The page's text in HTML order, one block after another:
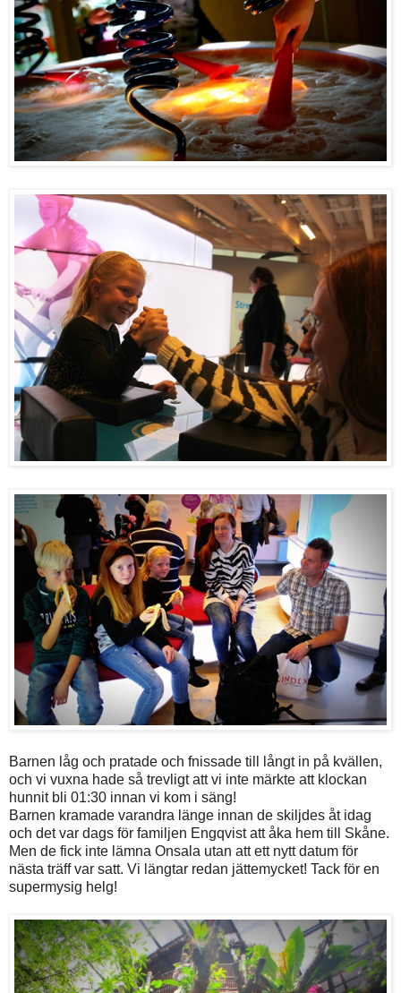
Barnen låg och pratade och fnissade till långt in på kvällen,
och vi vuxna hade så trevligt att vi inte märkte att klockan
hunnit bli 01:30 innan vi kom i säng!
Barnen kramade varandra länge innan de skiljdes åt idag
och det var dags för familjen Engqvist att åka hem till Skåne.
Men de fick inte lämna Onsala utan att ett nytt datum för
nästa träff var satt. Vi längtar redan jättemycket! Tack för en
supermysig helg!